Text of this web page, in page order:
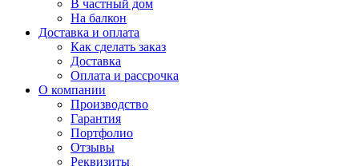
В частный дом
На балкон
Доставка и оплата
Как сделать заказ
Доставка
Оплата и рассрочка
О компании
Производство
Гарантия
Портфолио
Отзывы
Реквизиты